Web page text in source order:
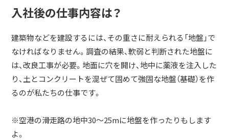
入社後の仕事内容は？
建築物などを建設するには、その重さに耐えられる「地盤」で
なければなりません。調査の結果、軟弱と判断された地盤に
は、改良工事が必要。地面に穴を開け、地中に薬液を注入した
り、土とコンクリートを混ぜて固めて強固な地盤（基礎）を作
るのが私たちの仕事です。
※空港の滑走路の地中30～25mに地盤を作ったりもします
よ。